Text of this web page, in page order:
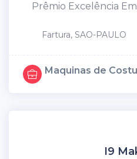
Prêmio Excelência
Fartura, SAO-PAULO
Maquinas de
I9